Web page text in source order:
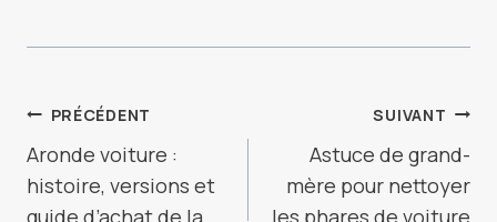
NAVIGATION
DE
L’ARTICLE
PRÉCÉDENT
Aronde voiture :
histoire, versions et
guide d’achat de la
SUIVANT
Astuce de grand-
mère pour nettoyer
les phares de voiture